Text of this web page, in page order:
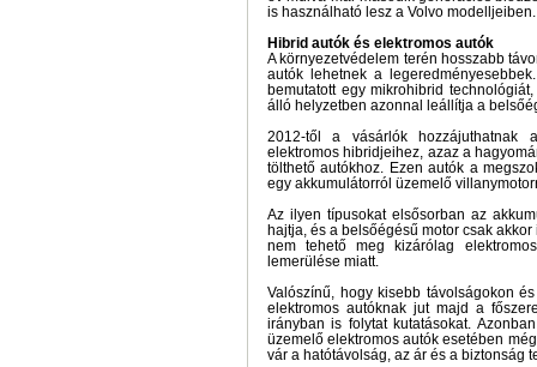
is használható lesz a Volvo modelljeiben.
Hibrid autók és elektromos autók
A környezetvédelem terén hosszabb
autók lehetnek a
bemutatott egy mikrohibrid
álló helyzetben azonnal leállítja a
2012-től a vásárlók hozzájuthatnak
elektromos hibridjeihez, azaz a
tölthető autókhoz. Ezen autók a
egy akkumulátorról üzemelő
Az ilyen típusokat elsősorban az
hajtja, és a belsőégésű motor csak
nem tehető meg kizárólag
lemerülése miatt.
Valószínű, hogy kisebb távolságokon
elektromos autóknak jut majd a
irányban is folytat kutatásokat.
üzemelő elektromos autók esetében
vár a hatótávolság, az ár és a biztonság